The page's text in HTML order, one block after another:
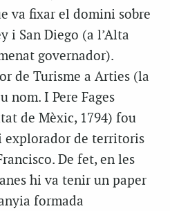
va fixar el domini sobre
i San Diego (a l’Alta
governador).
de Turisme a Arties (la
nom. I Pere Fages
de Mèxic, 1794) fou
explorador de territoris
De fet, en les
hi va tenir un paper
formada